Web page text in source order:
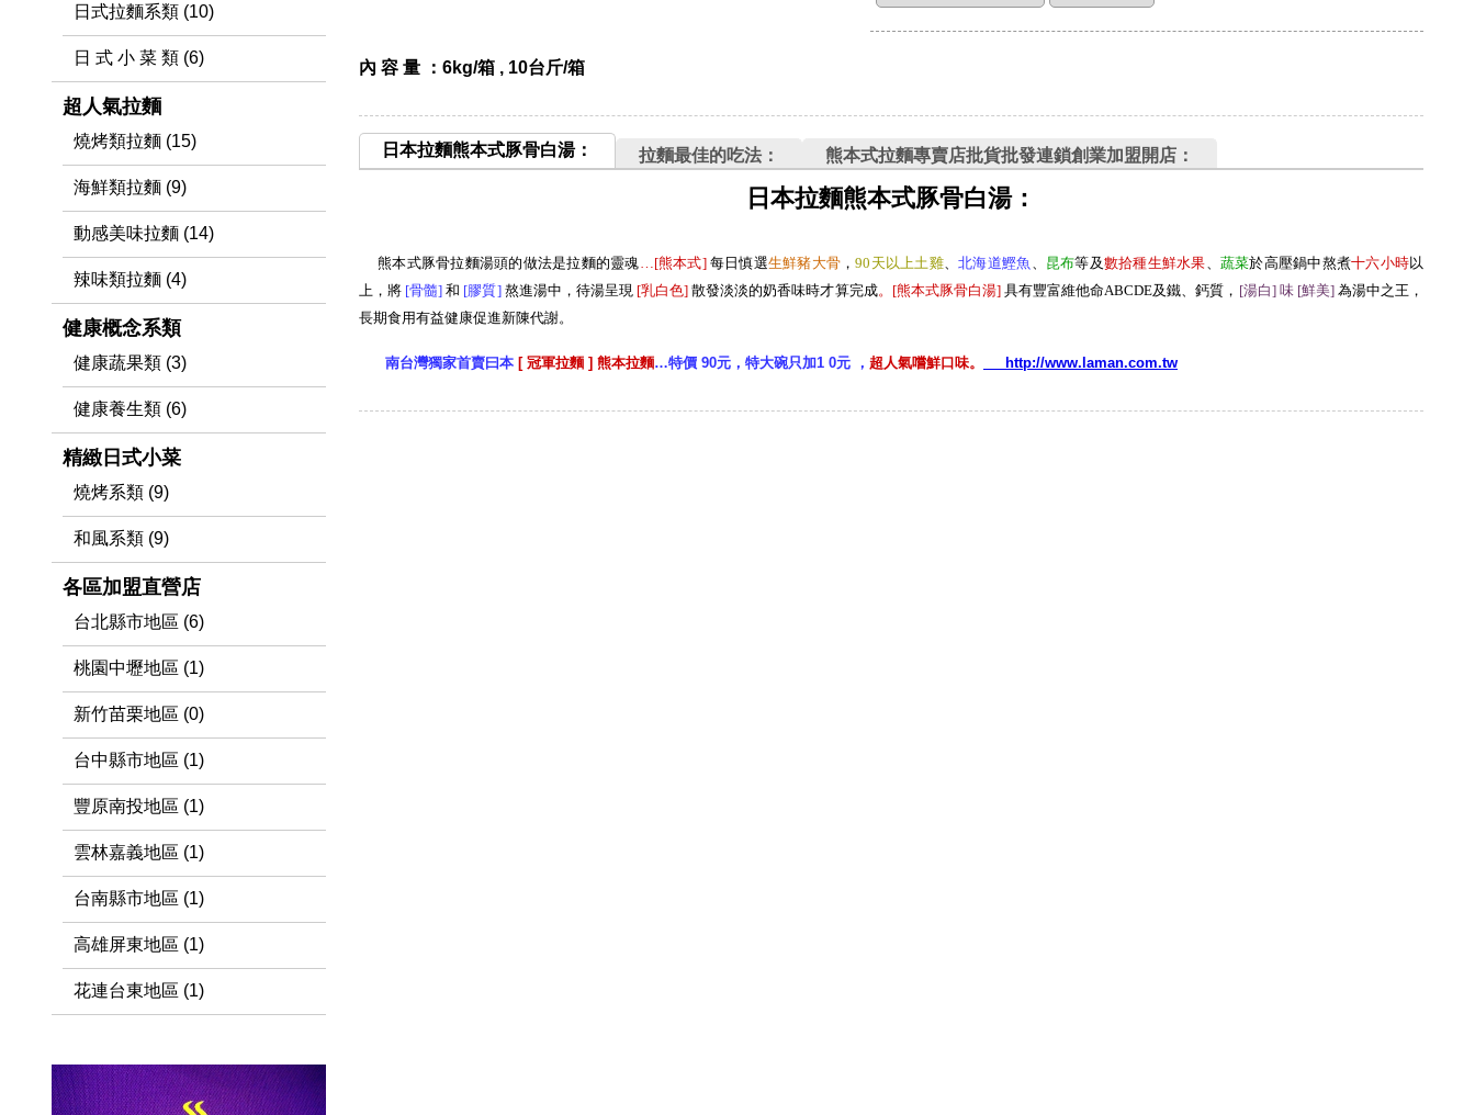
內 容 量 ：6kg/箱 , 10台斤/箱
日本拉麵熊本式豚骨白湯： 拉麵最佳的吃法： 熊本式拉麵專賣店批貨批發連鎖創業加盟開店：
日本拉麵熊本式豚骨白湯：
熊本式豚骨拉麵湯頭的做法是拉麵的靈魂 …[熊本式]每日慎選生鮮豬大骨 ，90天以上土雞、北海道鰹魚 昆布等及數拾種生鮮水果 蔬菜於高壓鍋中熬煮十六小時以
上，將 [骨髓] 和 [膠質]熬進湯中，待湯呈現 [乳白色] 散發淡淡的奶香味時才算完成。[熊本式豚骨白湯]具有豐富維他命ABCDE及鐵、鈣質， [湯白] 味 [鮮美]為湯中之王，
長期食用有益健康促進新陳代謝。
南台灣獨家首賣曰本 [ 冠軍拉麵 ] 熊本拉麵…特價 90元，特大碗只加1 0元 ， 超人氣嚐鮮口味。 http://www.laman.com.tw
日式拉麵系類 (10)
日 式 小 菜 類 (6)
超人氣拉麵
燒烤類拉麵 (15)
海鮮類拉麵 (9)
動感美味拉麵 (14)
辣味類拉麵 (4)
健康概念系類
健康蔬果類 (3)
健康養生類 (6)
精緻日式小菜
燒烤系類 (9)
和風系類 (9)
各區加盟直營店
台北縣市地區 (6)
桃園中壢地區 (1)
新竹苗栗地區 (0)
台中縣市地區 (1)
豐原南投地區 (1)
雲林嘉義地區 (1)
台南縣市地區 (1)
高雄屏東地區 (1)
花連台東地區 (1)